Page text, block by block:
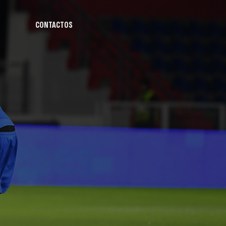
CONTACTOS